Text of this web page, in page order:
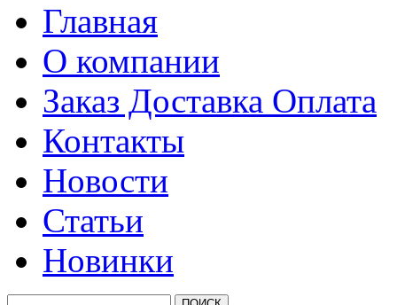
Главная
О компании
Заказ Доставка Оплата
Контакты
Новости
Статьи
Новинки